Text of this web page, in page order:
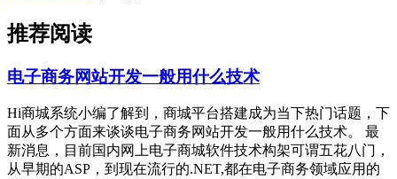
推荐阅读
电子商务网站开发一般用什么技术
Hi商城系统小编了解到，商城平台搭建成为当下热门话题，下
面从多个方面来谈谈电子商务网站开发一般用什么技术。 最
新消息，目前国内网上电子商城软件技术构架可谓五花八门，
从早期的ASP，到现在流行的.NET,都在电子商务领域应用的